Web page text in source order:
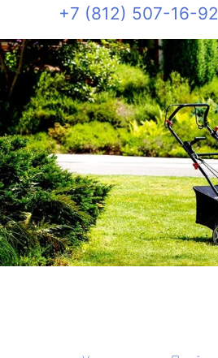
+7 (812) 507-16-92